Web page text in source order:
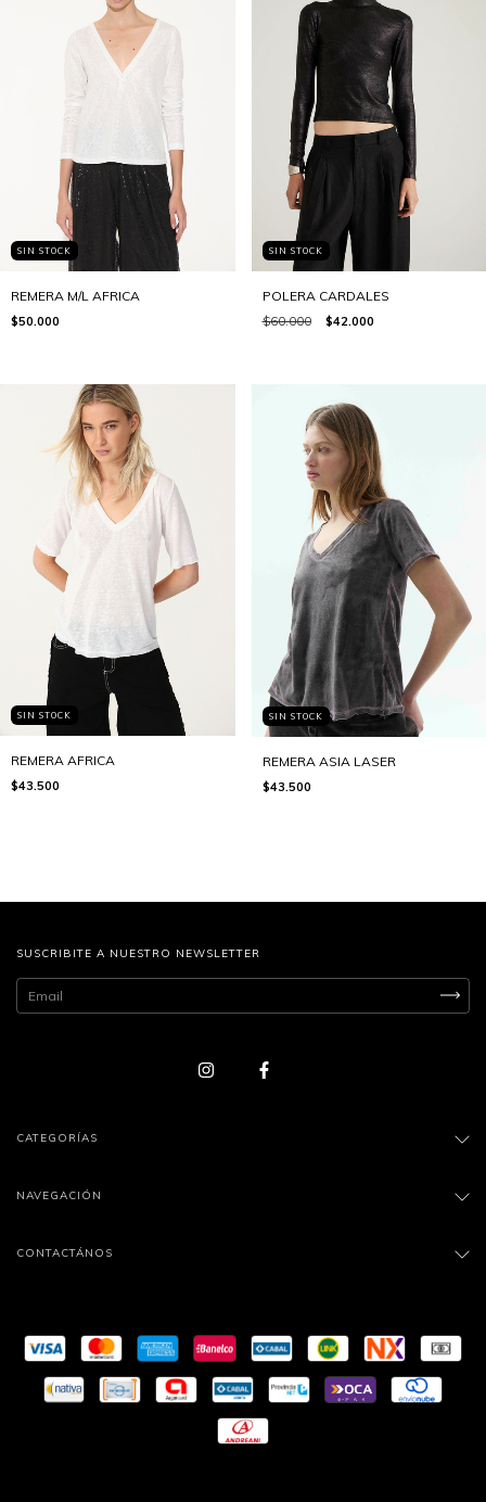
SIN STOCK
REMERA M/L AFRICA
$50.000
SIN STOCK
POLERA CARDALES
$60.000 $42.000
SIN STOCK
REMERA AFRICA
$43.500
SIN STOCK
REMERA ASIA LASER
$43.500
SUSCRIBITE A NUESTRO NEWSLETTER
CATEGORÍAS
NAVEGACIÓN
CONTACTÁNOS